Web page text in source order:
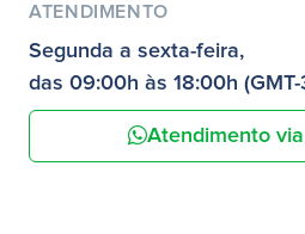
ATENDIMENTO
Segunda a sexta-feira,
das 09:00h às 18:00h (GMT-
Atendimento